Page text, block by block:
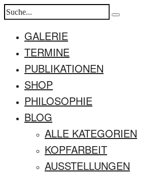
GALERIE
TERMINE
PUBLIKATIONEN
SHOP
PHILOSOPHIE
BLOG
ALLE KATEGORIEN
KOPFARBEIT
AUSSTELLUNGEN